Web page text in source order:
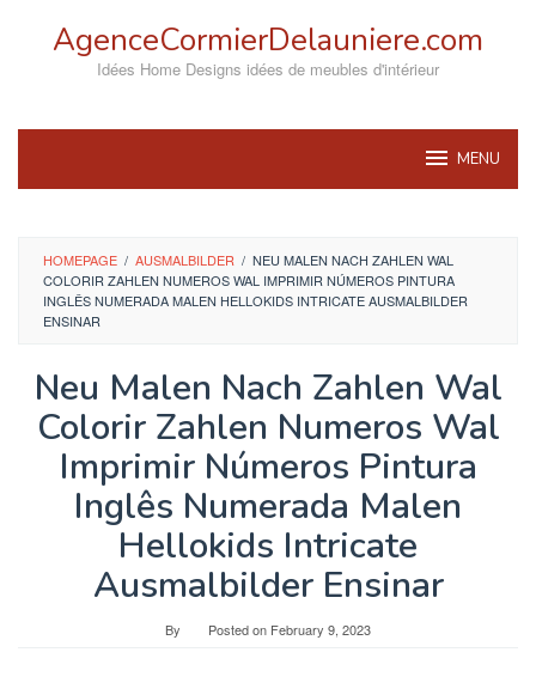
AgenceCormierDelauniere.com
Idées Home Designs idées de meubles d'intérieur
MENU
HOMEPAGE / AUSMALBILDER / NEU MALEN NACH ZAHLEN WAL
COLORIR ZAHLEN NUMEROS WAL IMPRIMIR NÚMEROS PINTURA
INGLÊS NUMERADA MALEN HELLOKIDS INTRICATE AUSMALBILDER
ENSINAR
Neu Malen Nach Zahlen Wal
Colorir Zahlen Numeros Wal
Imprimir Números Pintura
Inglês Numerada Malen
Hellokids Intricate
Ausmalbilder Ensinar
By Posted on February 9, 2023